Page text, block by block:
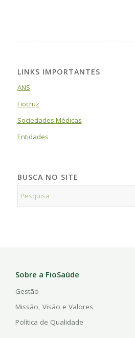
LINKS IMPORTANTES
ANS
Fiocruz
Sociedades Médicas
Entidades
BUSCA NO SITE
Sobre a FioSaúde
Gestão
Missão, Visão e Valores
Política de Qualidade